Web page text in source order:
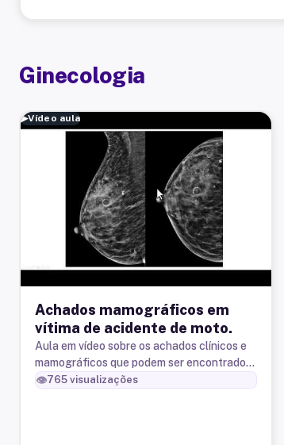
Ginecologia
▶Vídeo aula
Achados mamográficos em
vítima de acidente de moto.
Aula em vídeo sobre os achados clínicos e
mamográficos que podem ser encontrados
em vítimas de acidentes de trânsito.
👁️765 visualizações